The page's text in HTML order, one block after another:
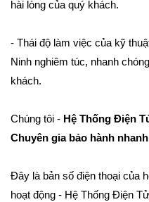
hài lòng của quý khách.
- Thái độ làm việc của kỹ
Ninh nghiêm túc, nhanh
khách.
Chúng tôi - Hệ Thống Điện
Chuyên gia bảo hành
Đây là bản số điện thoại của
hoạt động - Hệ Thống Điện